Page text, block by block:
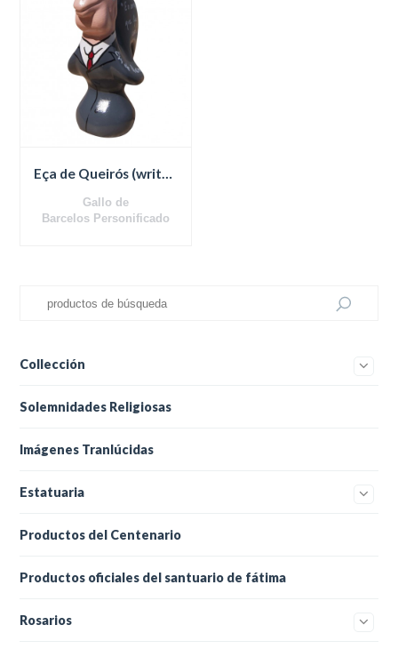
Eça de Queirós (writer)
Gallo de
Barcelos Personificado
Collección
Solemnidades Religiosas
Imágenes Tranlúcidas
Estatuaria
Productos del Centenario
Productos oficiales del santuario de fátima
Rosarios